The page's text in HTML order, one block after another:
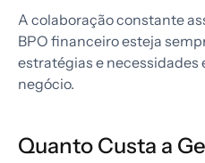
A colaboração constante
BPO financeiro esteja
estratégias e necessidades
negócio.
Quanto Custa a